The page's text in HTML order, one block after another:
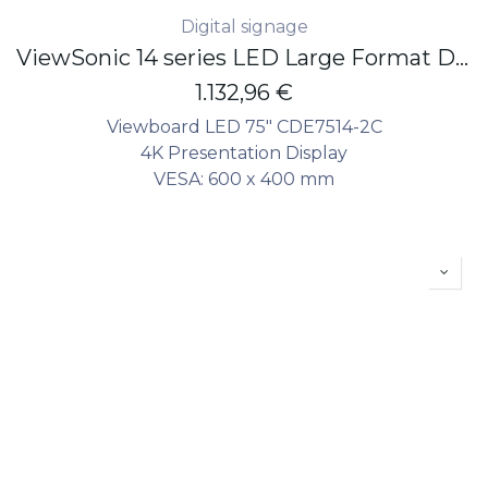
Digital signage
ViewSonic 14 series LED Large Format Display 75" - 4K - 500 nits - 24/7 - non touch
1.132,96 €
Viewboard LED 75" CDE7514-2C
4K Presentation Display
VESA: 600 x 400 mm